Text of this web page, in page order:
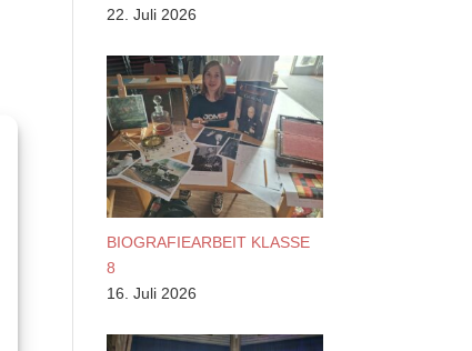
22. Juli 2026
BIOGRAFIEARBEIT KLASSE
8
16. Juli 2026